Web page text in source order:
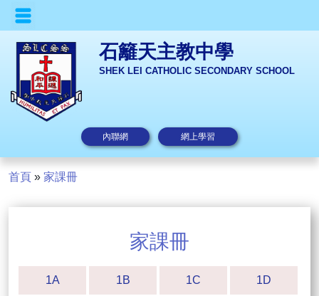
石籬天主教中學
SHEK LEI CATHOLIC SECONDARY SCHOOL
內聯網 網上學習
首頁 » 家課冊
家課冊
1A 1B 1C 1D